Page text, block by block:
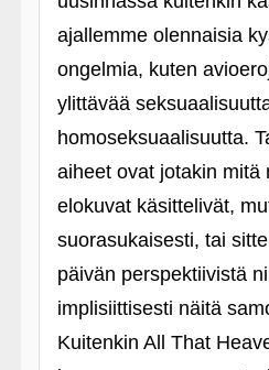
ajallemme olennaisia
ongelmia, kuten
ylittävää
homoseksuaalisuutta.
aiheet ovat jotakin mitä
elokuvat käsittelivät,
suorasukaisesti, tai
päivän perspektiivistä
implisiittisesti näitä
Kuitenkin All That